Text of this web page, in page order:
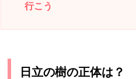
行こう
日立の樹の正体は？